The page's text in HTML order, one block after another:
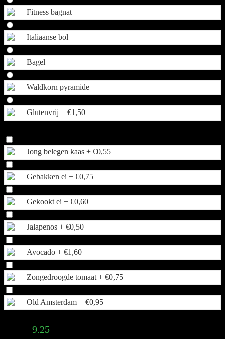
Fitness bagnat
Italiaanse bol
Bagel
Waldkorn pyramide
Glutenvrij + €1,50
Jong belegen kaas + €0,55
Gebakken ei + €0,75
Gekookt ei + €0,60
Jalapenos + €0,50
Avocado + €1,60
Zongedroogde tomaat + €0,75
Old Amsterdam + €0,95
9.25